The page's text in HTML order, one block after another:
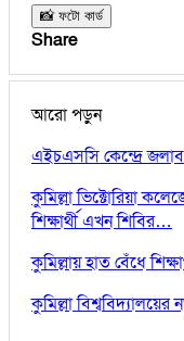
📸 ফটো কার্ড
Share
আরো পড়ুন
এইচএসসি কেন্দ্রে
কুমিল্লা ভিক্টোরিয়া
শিক্ষার্থী এখন শিবির…
কুমিল্লায় হাত বেঁধে
কুমিল্লা